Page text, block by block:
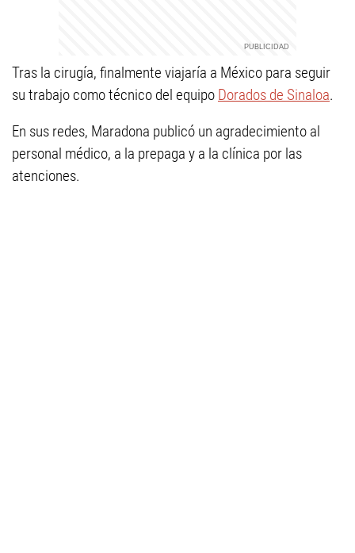
Tras la cirugía, finalmente viajaría a México para seguir
su trabajo como técnico del equipo Dorados de Sinaloa.
En sus redes, Maradona publicó un agradecimiento al
personal médico, a la prepaga y a la clínica por las
atenciones.